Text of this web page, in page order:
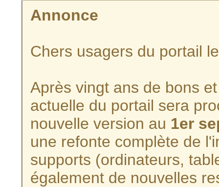
Annonce
Chers usagers du portail
Après vingt ans de bons
actuelle du portail sera
nouvelle version au 1er
une refonte complète de
supports (ordinateurs,
également de nouvelles